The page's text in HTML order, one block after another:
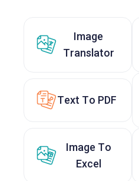
Image
Translator
Text To PDF
Image To
Excel